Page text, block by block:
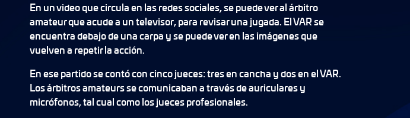
En un video que circula en las redes sociales, se puede ver al árbitro
amateur que acude a un televisor, para revisar una jugada. El VAR se
encuentra debajo de una carpa y se puede ver en las imágenes que
vuelven a repetir la acción.
En ese partido se contó con cinco jueces: tres en cancha y dos en el VAR.
Los árbitros amateurs se comunicaban a través de auriculares y
micrófonos, tal cual como los jueces profesionales.